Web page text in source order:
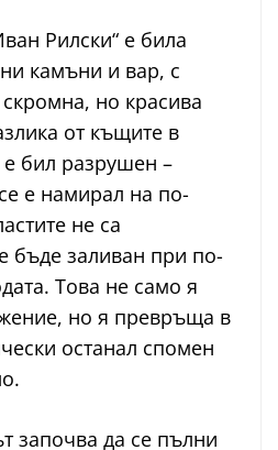
Рилски“ е била
камъни и вар, с
но красива
от къщите в
бил разрушен –
е намирал на по-
не са
бъде заливан при по-
Това не само я
но я превръща в
останал спомен
започва да се пълни